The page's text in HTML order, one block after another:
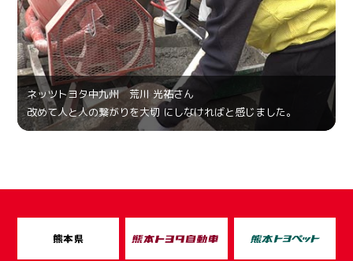
ネッツトヨタ中九州 荒川 光祐さん
改めて人と人の繋がりを大切 にしなければと感じました。